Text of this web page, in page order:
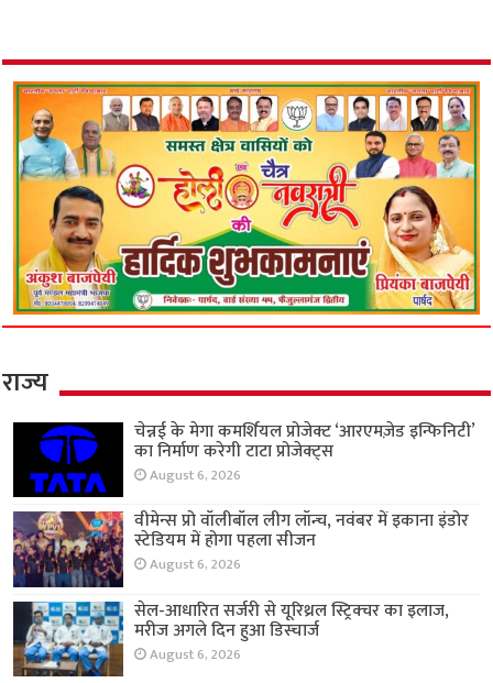
राज्य
चेन्नई के मेगा कमर्शियल प्रोजेक्ट ‘आरएमज़ेड इन्फिनिटी’
का निर्माण करेगी टाटा प्रोजेक्ट्स
August 6, 2026
वीमेन्स प्रो वॉलीबॉल लीग लॉन्च, नवंबर में इकाना इंडोर
स्टेडियम में होगा पहला सीजन
August 6, 2026
सेल-आधारित सर्जरी से यूरिथ्रल स्ट्रिक्चर का इलाज,
मरीज अगले दिन हुआ डिस्चार्ज
August 6, 2026